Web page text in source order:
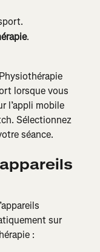
.
lorsque vous
l’appli mobile
Sélectionnez
séance.
sur
: